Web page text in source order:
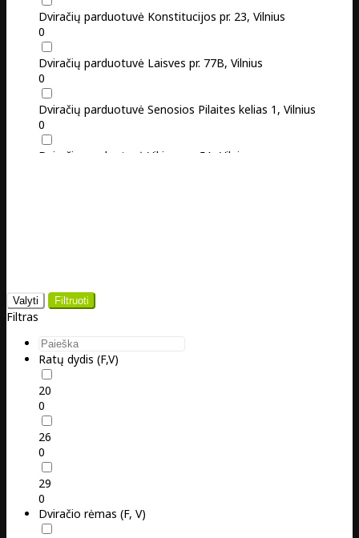
Dviračių parduotuvė Konstitucijos pr. 23, Vilnius
0
Dviračių parduotuvė Laisves pr. 77B, Vilnius
0
Dviračių parduotuvė Senosios Pilaites kelias 1, Vilnius
0
Dviračių parduotuvė Vikingų g. 5A, Vilnius
Valyti Filtruoti
Filtras
Ratų dydis (F,V)
20
0
26
0
29
0
Dviračio rėmas (F, V)